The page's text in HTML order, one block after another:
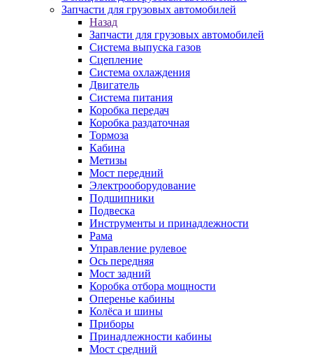
Запчасти для грузовых автомобилей
Назад
Запчасти для грузовых автомобилей
Система выпуска газов
Сцепление
Система охлаждения
Двигатель
Система питания
Коробка передач
Коробка раздаточная
Тормоза
Кабина
Метизы
Мост передний
Электрооборудование
Подшипники
Подвеска
Инструменты и принадлежности
Рама
Управление рулевое
Ось передняя
Мост задний
Коробка отбора мощности
Оперенье кабины
Колёса и шины
Приборы
Принадлежности кабины
Мост средний